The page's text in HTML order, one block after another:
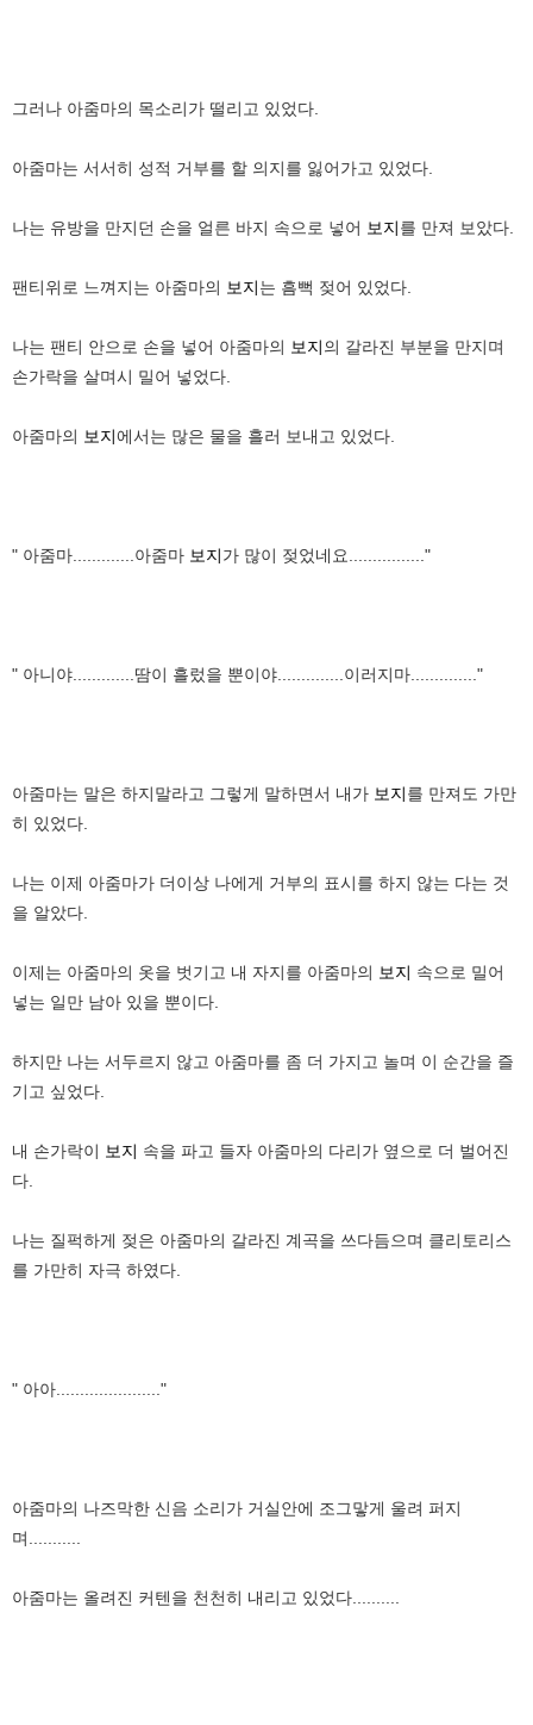
그러나 아줌마의 목소리가 떨리고 있었다.
아줌마는 서서히 성적 거부를 할 의지를 잃어가고 있었다.
나는 유방을 만지던 손을 얼른 바지 속으로 넣어 보지를 만져 보았다.
팬티위로 느껴지는 아줌마의 보지는 흠뻑 젖어 있었다.
나는 팬티 안으로 손을 넣어 아줌마의 보지의 갈라진 부분을 만지며
손가락을 살며시 밀어 넣었다.
아줌마의 보지에서는 많은 물을 흘러 보내고 있었다.
" 아줌마.............아줌마 보지가 많이 젖었네요................"
" 아니야.............땀이 흘렀을 뿐이야..............이러지마.............."
아줌마는 말은 하지말라고 그렇게 말하면서 내가 보지를 만져도 가만
히 있었다.
나는 이제 아줌마가 더이상 나에게 거부의 표시를 하지 않는 다는 것
을 알았다.
이제는 아줌마의 옷을 벗기고 내 자지를 아줌마의 보지 속으로 밀어
넣는 일만 남아 있을 뿐이다.
하지만 나는 서두르지 않고 아줌마를 좀 더 가지고 놀며 이 순간을 즐
기고 싶었다.
내 손가락이 보지 속을 파고 들자 아줌마의 다리가 옆으로 더 벌어진
다.
나는 질퍽하게 젖은 아줌마의 갈라진 계곡을 쓰다듬으며 클리토리스
를 가만히 자극 하였다.
" 아아......................"
아줌마의 나즈막한 신음 소리가 거실안에 조그맣게 울려 퍼지
며...........
아줌마는 올려진 커텐을 천천히 내리고 있었다..........